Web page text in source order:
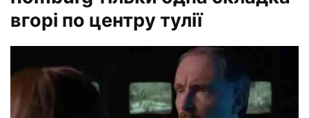
вгорі по центру тулії